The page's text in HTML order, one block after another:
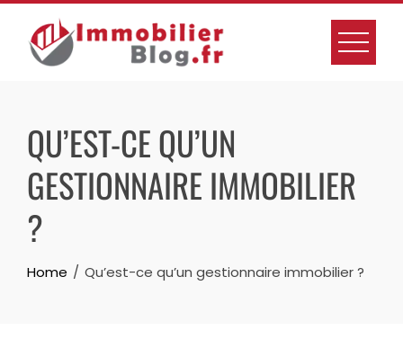
Skip
content
QU’EST-CE QU’UN
GESTIONNAIRE IMMOBILIER
?
Home Qu’est-ce qu’un gestionnaire immobilier ?